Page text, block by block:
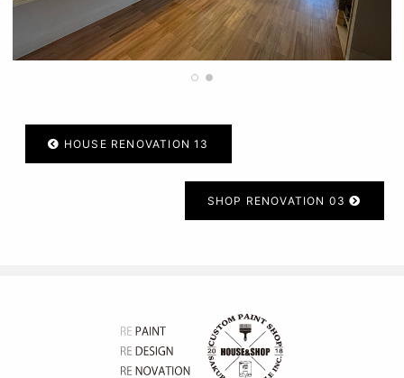
HOUSE RENOVATION 13
SHOP RENOVATION 03